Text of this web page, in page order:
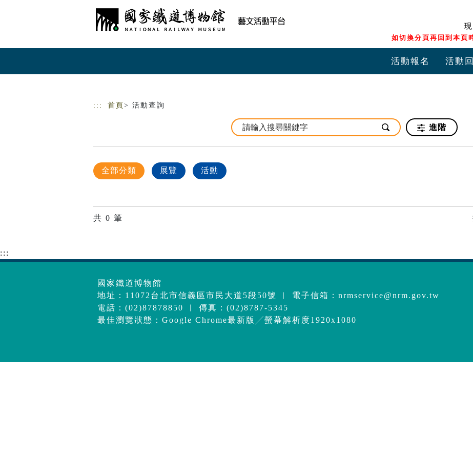
如切換分頁再回到本頁
活動報名 活動
::: 首頁 > 活動查詢
進階
全部分類 展覽 活動
共 0 筆
:::
國家鐵道博物館
地址：11072台北市信義區市民大道5段50號 ︱ 電子信箱： nrmservice@nrm.gov.tw
電話：(02)87878850 ︱ 傳真：(02)8787-5345
最佳瀏覽狀態：Google Chrome最新版╱螢幕解析度1920x1080